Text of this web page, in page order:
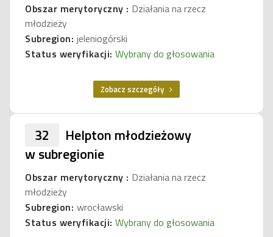
Obszar merytoryczny : Działania na rzecz
młodzieży
Subregion: jeleniogórski
Status weryfikacji: Wybrany do głosowania
Zobacz szczegóły
32
Helpton młodzieżowy
w subregionie
Obszar merytoryczny : Działania na rzecz
młodzieży
Subregion: wrocławski
Status weryfikacji: Wybrany do głosowania